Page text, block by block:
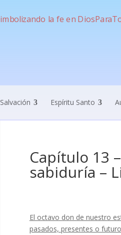
Salvación Espíritu Santo
Capítulo 13
sabiduría –
El octavo don de nuestro
pasados, presentes o